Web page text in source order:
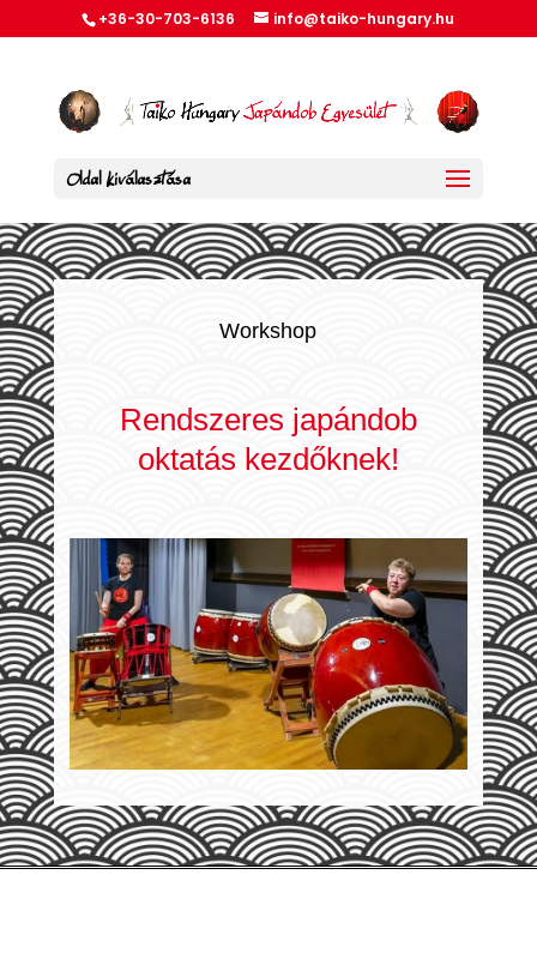
+36-30-703-6136 info@taiko-hungary.hu
Oldal kiválasztása
Workshop
Rendszeres japándob
oktatás kezdőknek!